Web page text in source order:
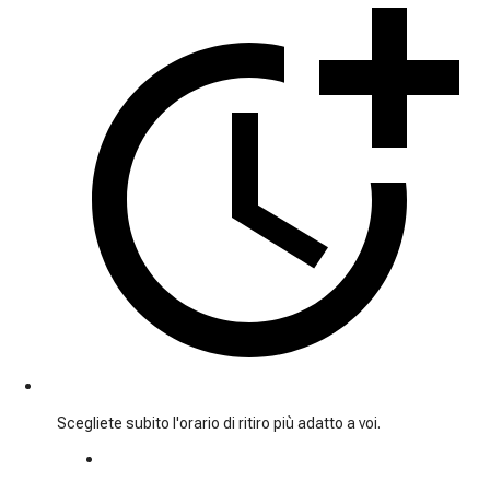
Scegliete subito l'orario di ritiro più adatto a voi.